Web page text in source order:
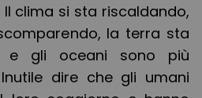
clima si sta riscaldando,
la terra sta
e gli oceani sono più
dire che gli umani